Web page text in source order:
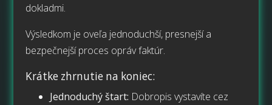
dokladmi.
Výsledkom je oveľa jednoduchší, presnejší a
bezpečnejší proces opráv faktúr.
Krátke zhrnutie na koniec:
Jednoduchý štart: Dobropis vystavíte cez